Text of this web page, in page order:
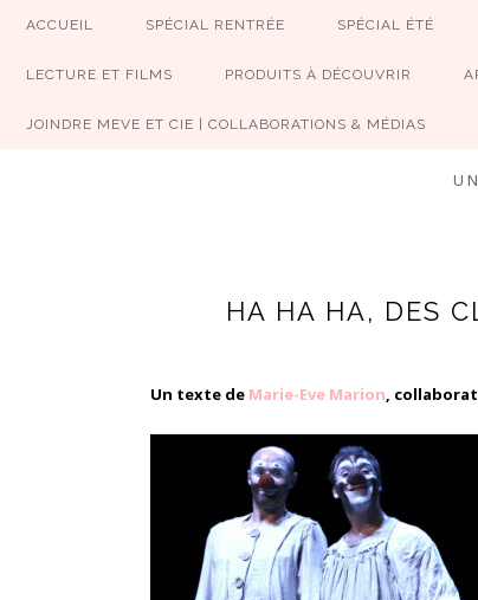
ACCUEIL SPÉCIAL RENTRÉE SPÉCIAL ÉTÉ
LECTURE ET FILMS PRODUITS À DÉCOUVRIR
JOINDRE MEVE ET CIE | COLLABORATIONS & MÉDIAS
HA HA HA, DES
Un texte de Marie-Eve Marion,